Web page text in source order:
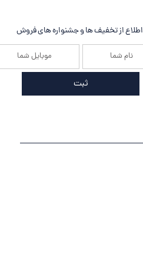
اطلاع از تخفیف ها و جشنواره های فروش
ثبت